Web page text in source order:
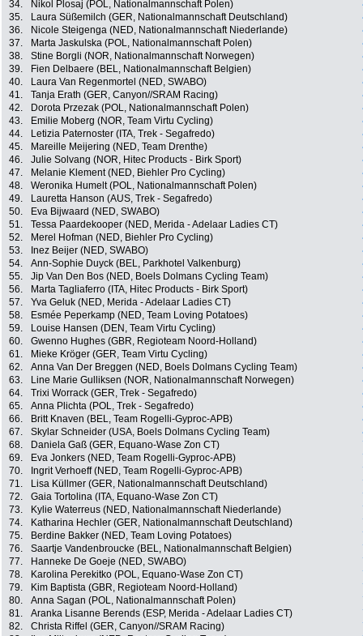
34.
Nikol Plosaj (POL, Nationalmannschaft Polen)
35.
Laura Süßemilch (GER, Nationalmannschaft Deutschland)
36.
Nicole Steigenga (NED, Nationalmannschaft Niederlande)
37.
Marta Jaskulska (POL, Nationalmannschaft Polen)
38.
Stine Borgli (NOR, Nationalmannschaft Norwegen)
39.
Fien Delbaere (BEL, Nationalmannschaft Belgien)
40.
Laura Van Regenmortel (NED, SWABO)
41.
Tanja Erath (GER, Canyon//SRAM Racing)
42.
Dorota Przezak (POL, Nationalmannschaft Polen)
43.
Emilie Moberg (NOR, Team Virtu Cycling)
44.
Letizia Paternoster (ITA, Trek - Segafredo)
45.
Mareille Meijering (NED, Team Drenthe)
46.
Julie Solvang (NOR, Hitec Products - Birk Sport)
47.
Melanie Klement (NED, Biehler Pro Cycling)
48.
Weronika Humelt (POL, Nationalmannschaft Polen)
49.
Lauretta Hanson (AUS, Trek - Segafredo)
50.
Eva Bijwaard (NED, SWABO)
51.
Tessa Paardekooper (NED, Merida - Adelaar Ladies CT)
52.
Merel Hofman (NED, Biehler Pro Cycling)
53.
Inez Beijer (NED, SWABO)
54.
Ann-Sophie Duyck (BEL, Parkhotel Valkenburg)
55.
Jip Van Den Bos (NED, Boels Dolmans Cycling Team)
56.
Marta Tagliaferro (ITA, Hitec Products - Birk Sport)
57.
Yva Geluk (NED, Merida - Adelaar Ladies CT)
58.
Esmée Peperkamp (NED, Team Loving Potatoes)
59.
Louise Hansen (DEN, Team Virtu Cycling)
60.
Gwenno Hughes (GBR, Regioteam Noord-Holland)
61.
Mieke Kröger (GER, Team Virtu Cycling)
62.
Anna Van Der Breggen (NED, Boels Dolmans Cycling Team)
63.
Line Marie Gulliksen (NOR, Nationalmannschaft Norwegen)
64.
Trixi Worrack (GER, Trek - Segafredo)
65.
Anna Plichta (POL, Trek - Segafredo)
66.
Britt Knaven (BEL, Team Rogelli-Gyproc-APB)
67.
Skylar Schneider (USA, Boels Dolmans Cycling Team)
68.
Daniela Gaß (GER, Equano-Wase Zon CT)
69.
Eva Jonkers (NED, Team Rogelli-Gyproc-APB)
70.
Ingrit Verhoeff (NED, Team Rogelli-Gyproc-APB)
71.
Lisa Küllmer (GER, Nationalmannschaft Deutschland)
72.
Gaia Tortolina (ITA, Equano-Wase Zon CT)
73.
Kylie Waterreus (NED, Nationalmannschaft Niederlande)
74.
Katharina Hechler (GER, Nationalmannschaft Deutschland)
75.
Berdine Bakker (NED, Team Loving Potatoes)
76.
Saartje Vandenbroucke (BEL, Nationalmannschaft Belgien)
77.
Hanneke De Goeje (NED, SWABO)
78.
Karolina Perekitko (POL, Equano-Wase Zon CT)
79.
Kim Baptista (GBR, Regioteam Noord-Holland)
80.
Anna Sagan (POL, Nationalmannschaft Polen)
81.
Aranka Lisanne Berends (ESP, Merida - Adelaar Ladies CT)
82.
Christa Riffel (GER, Canyon//SRAM Racing)